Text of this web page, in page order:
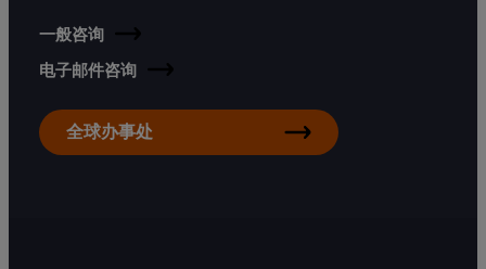
一般咨询
电子邮件咨询
全球办事处